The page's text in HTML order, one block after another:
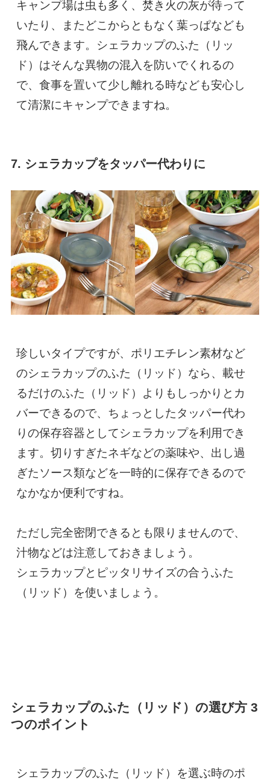
キャンプ場は虫も多く、焚き火の灰が待って
いたり、またどこからともなく葉っぱなども
飛んできます。シェラカップのふた（リッ
ド）はそんな異物の混入を防いでくれるの
で、食事を置いて少し離れる時なども安心し
て清潔にキャンプできますね。
7. シェラカップをタッパー代わりに
珍しいタイプですが、ポリエチレン素材など
のシェラカップのふた（リッド）なら、載せ
るだけのふた（リッド）よりもしっかりとカ
バーできるので、ちょっとしたタッパー代わ
りの保存容器としてシェラカップを利用でき
ます。切りすぎたネギなどの薬味や、出し過
ぎたソース類などを一時的に保存できるので
なかなか便利ですね。
ただし完全密閉できるとも限りませんので、
汁物などは注意しておきましょう。
シェラカップとピッタリサイズの合うふた
（リッド）を使いましょう。
シェラカップのふた（リッド）の選び方 3
つのポイント
シェラカップのふた（リッド）を選ぶ時のポ